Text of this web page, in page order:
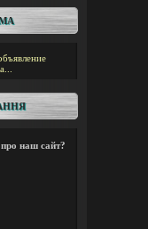
про наш сайт?